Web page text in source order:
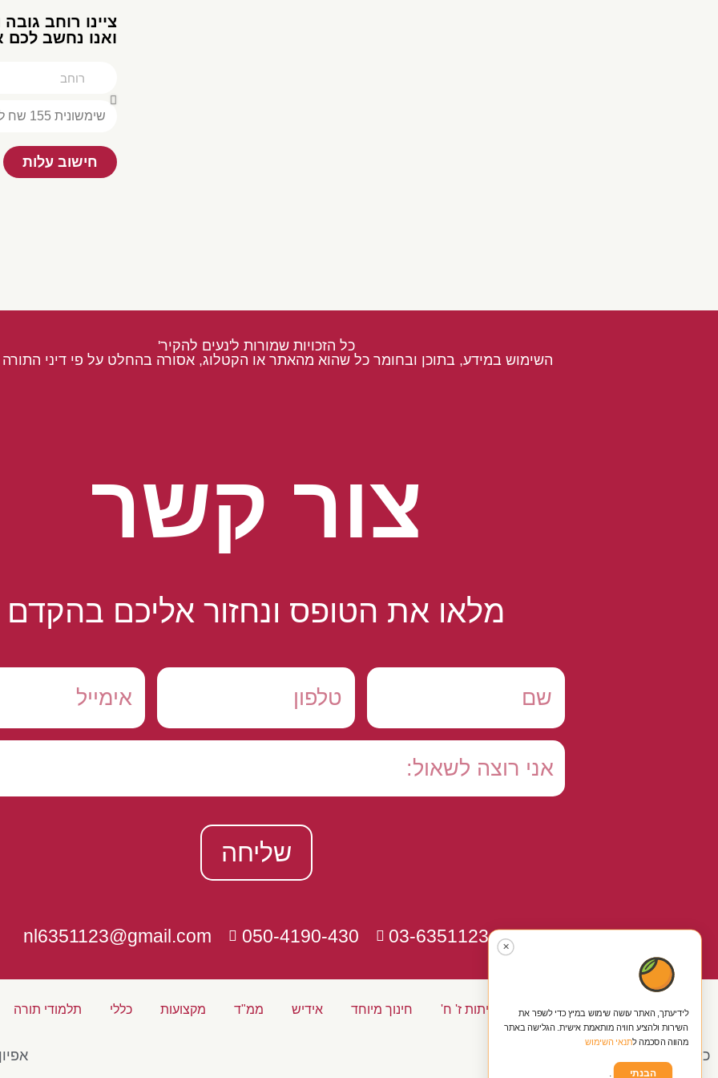
צײנו רוחב
ואנו נחשב
חישוב עלות
כל הזכויות שמורות ל'נעים להקיר'
השימוש במידע, בתוכן ובחומר כל שהוא מהאתר או הקטלוג, אסורה בהחלט על פי דיני התורה
צור קשר
מלאו את הטופס ונחזור אליכם בהקדם
שליחה
03-6351123
050-4190-430
nl6351123@gmail.com
כיתות א' ב' ג' כיתות ד' ה' ו' כיתות ז' ח' חינוך מיוחד אידיש ממ"ד מקצועות כללי תלמודי תורה
כל הזכויות שמורות ל'נעים להקיר'
✕
לידיעתך, האתר עושה שימוש במיץ כדי לשפר את
השירות ולהציע חוויה מותאמת אישית. הגלישה באתר
מהווה הסכמה לתנאי השימוש
הבנתי